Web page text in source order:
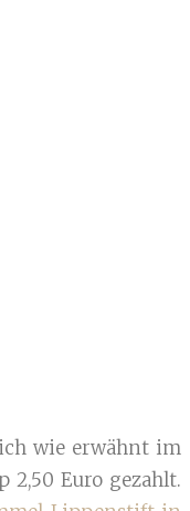
wie erwähnt im
2,50 Euro gezahlt.